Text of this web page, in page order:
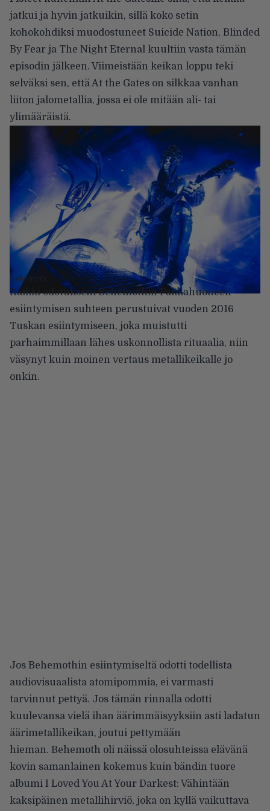
jatkui ja hyvin jatkuikin, sillä koko setin
kohokohdiksi muodostuneet Suicide Nation, Blinded
By Fear ja The Night Eternal kuultiin vasta tämän
episodin jälkeen. Viimeistään keikan loppu teki
selväksi sen, että At the Gates on silkkaa vanhan
liiton jalometallia, jossa ei ole mitään ali- tai
ylimääräistä.
Behemoth
Kaikki odotukseni Behemothin Pakkahuoneen
esiintymisen suhteen perustuivat vuoden 2016
Tuskan esiintymiseen, joka muistutti
parhaimmillaan lähes uskonnollista rituaalia, niin
väsynyt kuin moinen vertaus metallikeikalle jo
onkin.
Jos Behemothin esiintymiseltä odotti todellista
audiovisuaalista atomipommia, ei varmasti
tarvinnut pettyä. Jos tämän rinnalla odotti
kuulevansa vielä ihan äärimmäisyyksiin asti ladatun
äärimetallikeikan, joutui pettymään
hieman. Behemoth oli näissä olosuhteissa elävänä
kovin samanlainen kokemus kuin bändin tuore
albumi I Loved You At Your Darkest: Vähintään
kaksipäinen metallihirviö, joka on kyllä vaikuttava